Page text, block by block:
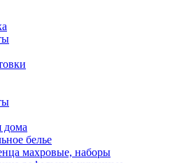
дома
белье
махровые, наборы